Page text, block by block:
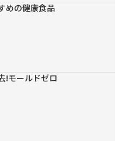
し込み・資
めの健康食品
!モールドゼロ